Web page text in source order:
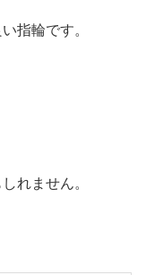
指輪です。
れません。